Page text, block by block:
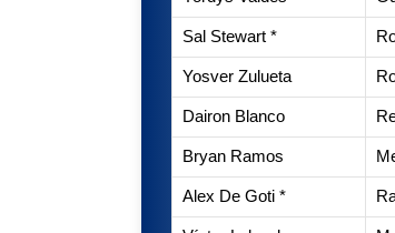
Sal Stewart *
Yosver Zulueta
Dairon Blanco
Bryan Ramos
Alex De Goti *